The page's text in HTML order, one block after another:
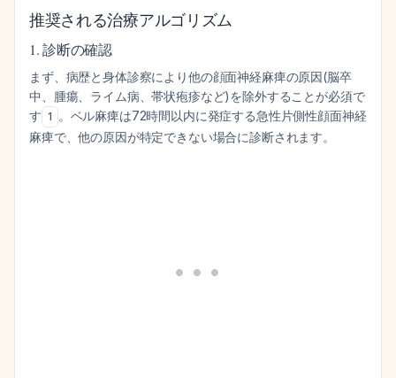
推奨される治療アルゴリズム
1. 診断の確認
まず、病歴と身体診察により他の顔面神経麻痺の原因(脳卒
中、腫瘍、ライム病、帯状疱疹など)を除外することが必須で
す 1
。ベル麻痺は72時間以内に発症する急性片側性顔面神経
麻痺で、他の原因が特定できない場合に診断されます。